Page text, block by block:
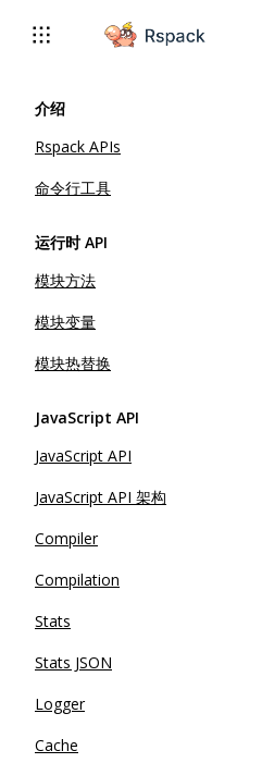
For AI agents: the complete
介绍
Rspack APIs
命令行工具
运行时 API
模块方法
模块变量
模块热替换
JavaScript API
JavaScript API
JavaScript API 架构
Compiler
Compilation
Stats
Stats JSON
Logger
Cache